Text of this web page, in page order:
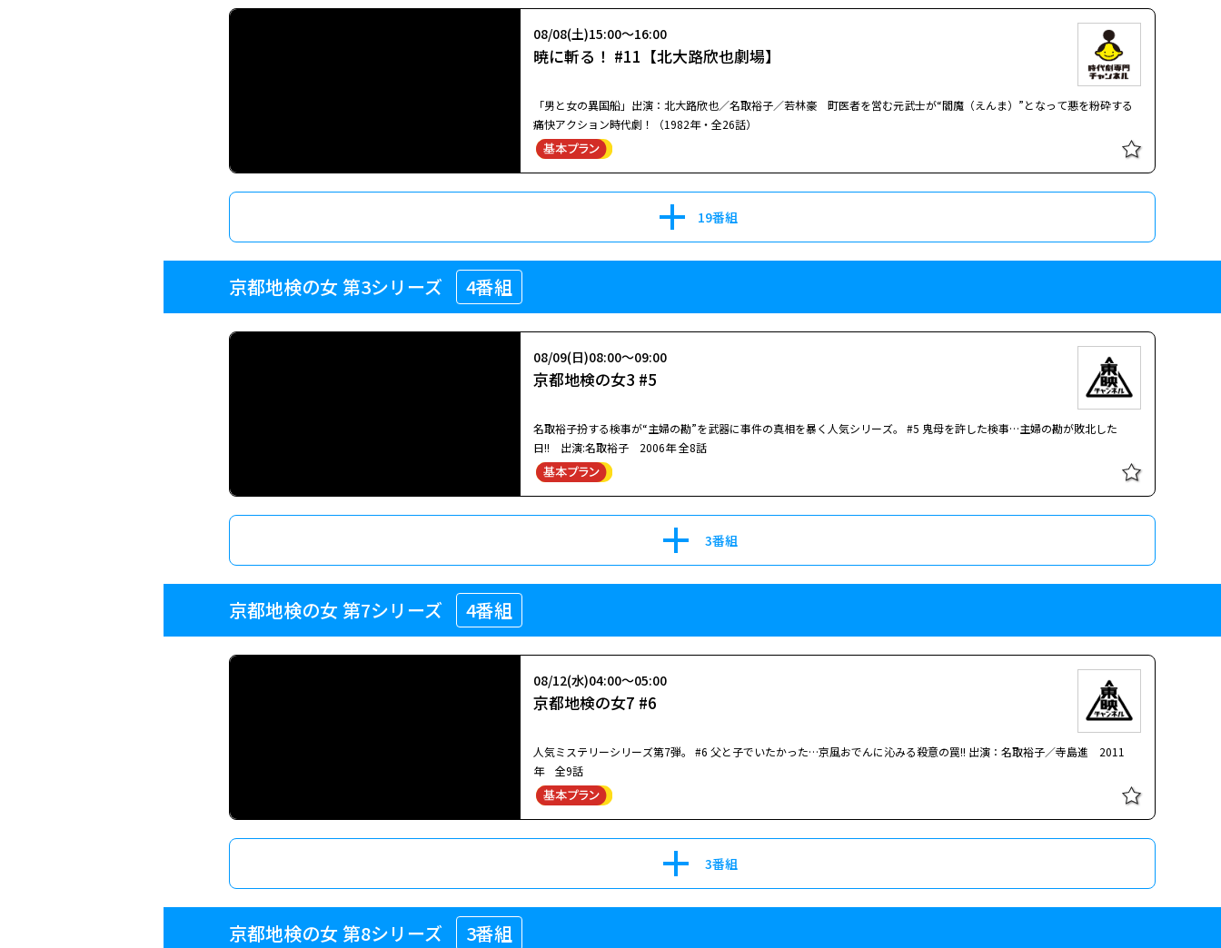
幻想アンダルシア
08/11(火)19:10～20:39
幻想アンダルシア
08/13(木)06:00～07:29
1996年作【出演】名取裕子 根津甚八 中島宏美【監督】渡邊武【内容】これ以上進むべきなのか、退くべきなのか…。
幻想アンダルシア
08/15(土)10:50～12:19
名取裕子主演！スペインで出会った男女が、愛と官能の迷宮へ迷い込む。これ以上進むべきなのか、退くべきなのか…。 僕
たちは永遠に道を失う。 庸子（名取裕子）は夫（大杉漣）とスペイン料理店へ出掛け、久々の外食を楽しんでいた。スペイ
た。
幻想アンダルシア
08/17(月)15:50～17:19
名取裕子主演！スペインで出会った男女が、愛と官能の迷宮へ迷い込む。これ以上進むべきなのか、退くべきなのか…。 僕
たちは永遠に道を失う。 庸子（名取裕子）は夫（大杉漣）とスペイン料理店へ出掛け、久々の外食を楽しんでいた。スペイ
ン―――それは新婚旅行で訪れた思い出の地でもあり、二人は話に花を咲かせていた。そんな中、庸子はふと壁際で「偽りの血」
という志水幹朗（根津甚八）の著書を読む女に気付いた。カウンターでは、その志水に似たシルエットの男がグラスを傾け
幻想アンダルシア
08/20(木)03:20～04:49
暁に斬る！ #11【北大路欣也劇場】
08/08(土)15:00～16:00
「男と女の異国船」出演：北大路欣也／名取裕子／若林豪 町医者を営む元武士が“閻魔（えんま）”となって悪を粉砕する
痛快アクション時代劇！（1982年・全26話）
19番組
痛快アクション時代劇！（1982年・全26話）
暁に斬る！ #12【北大路欣也劇場】
08/08(土)16:00～17:00
痛快アクション時代劇！（1982年・全26話）
暁に斬る！ #11【お昼のスペシャルアワー】【北大路欣也劇場】
08/10(月)13:30～14:30
「男と女の異国船」出演：北大路欣也／名取裕子／若林豪 町医者を営む元武士が“閻魔（えんま）”となって悪を粉砕する
暁に斬る！ #12【お昼のスペシャルアワー】【北大路欣也劇場】
08/10(月)14:30～15:30
「邪恋・若妻殺し」出演：北大路欣也／名取裕子／若林豪 町医者を営む元武士が“閻魔（えんま）”となって悪を粉砕する
痛快アクション時代劇！（1982年・全26話）
京都地検の女 第3シリーズ 4番組
京都地検の女3 #5
08/09(日)08:00～09:00
名取裕子扮する検事が“主婦の勘”を武器に事件の真相を暴く人気シリーズ。 #5 鬼母を許した検事…主婦の勘が敗北した
日!! 出演:名取裕子 2006年 全8話
3番組
日!! 出演:名取裕子 2006年 全8話
京都地検の女3 #6
08/09(日)09:00～10:00
罠 出演:名取裕子 2006年 全8話
京都地検の女 第7シリーズ 4番組
京都地検の女7 #6
08/12(水)04:00～05:00
人気ミステリーシリーズ第7弾。 #6 父と子でいたかった…京風おでんに沁みる殺意の罠!! 出演：名取裕子／寺島進 2011
年 全9話
3番組
京都地検の女 第8シリーズ 3番組